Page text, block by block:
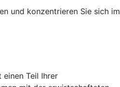
und konzentrieren Sie sich im
Teil Ihrer